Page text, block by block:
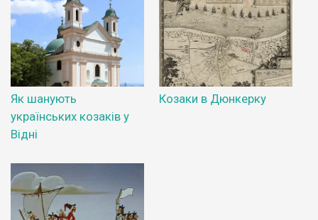
Як шанують
українських козаків у
Відні
Козаки в Дюнкерку